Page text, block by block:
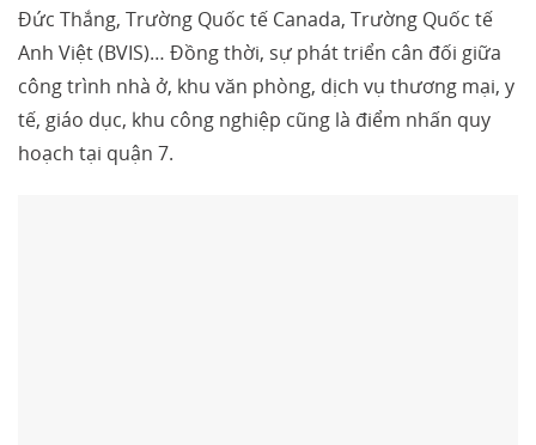
Đức Thắng, Trường Quốc tế Canada, Trường Quốc tế
Anh Việt (BVIS)… Đồng thời, sự phát triển cân đối giữa
công trình nhà ở, khu văn phòng, dịch vụ thương mại, y
tế, giáo dục, khu công nghiệp cũng là điểm nhấn quy
hoạch tại quận 7.